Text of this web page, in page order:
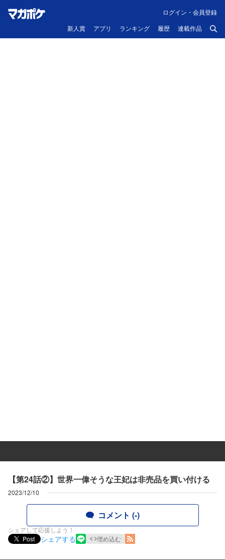
新人賞 アプリ ランキング 履歴 連載作品
ログイン・会員登録
【第24話②】世界一偉そうな王妃は非売品を買い付ける
2023/12/10
コメント (-)
シェアして応援しよう！
Post
シェアする 埋め込む